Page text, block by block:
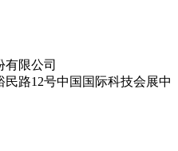
限公司
路12号中国国际科技会展中